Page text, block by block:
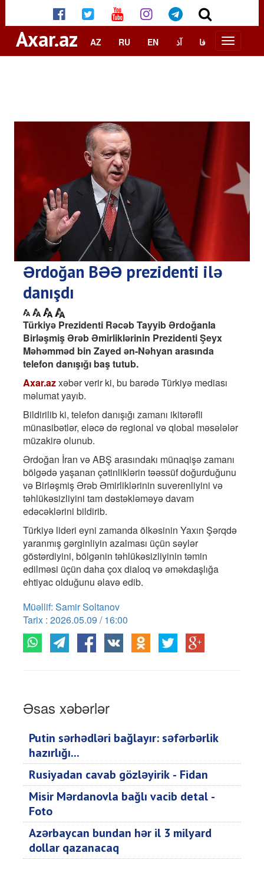
Axar.az AZ RU EN آذ فا
Ərdoğan BƏƏ prezidenti ilə
danışdı
Türkiyə Prezidenti Rəcəb Tayyib Ərdoğanla
Birləşmiş Ərəb Əmirliklərinin Prezidenti Şeyx
Məhəmməd bin Zayed ən-Nəhyan arasında
telefon danışığı baş tutub.
Axar.azxəbər verir ki, bu barədə Türkiyə mediası
məlumat yayıb.
Bildirilib ki, telefon danışığı zamanı ikitərəfli
münasibətlər, eləcə də regional və qlobal məsələlər
müzakirə olunub.
Ərdoğan İran və ABŞ arasındakı münaqişə zamanı
bölgədə yaşanan çətinliklərin təəssüf doğurduğunu
və Birləşmiş Ərəb Əmirliklərinin suverenliyini və
təhlükəsizliyini tam dəstəkləməyə davam
edəcəklərini bildirib.
Türkiyə lideri eyni zamanda ölkəsinin Yaxın Şərqdə
yaranmış gərginliyin azalması üçün səylər
göstərdiyini, bölgənin təhlükəsizliyinin təmin
edilməsi üçün daha çox dialoq və əməkdaşlığa
ehtiyac olduğunu əlavə edib.
Müəllif: Samir Soltanov
Tarix : 2026.05.09 / 16:00
Əsas xəbərlər
Putin sərhədləri bağlayır: səfərbərlik
hazırlığı...
Rusiyadan cavab gözləyirik - Fidan
Misir Mərdanovla bağlı vacib detal -
Foto
Azərbaycan bundan hər il 3 milyard
dollar qazanacaq